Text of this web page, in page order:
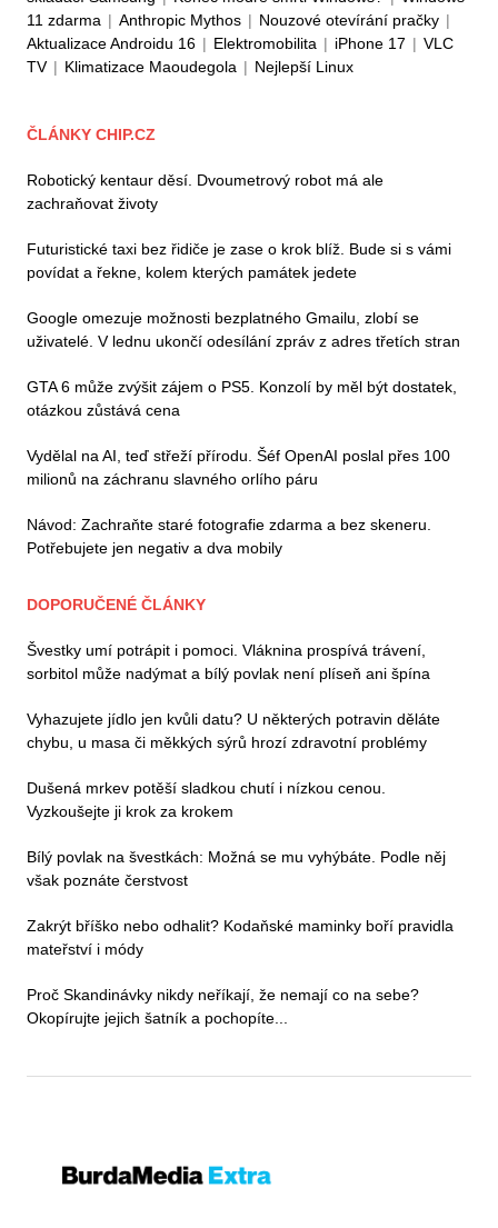
11 zdarma | Anthropic Mythos | Nouzové otevírání pračky |
Aktualizace Androidu 16 | Elektromobilita | iPhone 17 | VLC
TV | Klimatizace Maoudegola | Nejlepší Linux
ČLÁNKY CHIP.CZ
Robotický kentaur děsí. Dvoumetrový robot má ale
zachraňovat životy
Futuristické taxi bez řidiče je zase o krok blíž. Bude si s vámi
povídat a řekne, kolem kterých památek jedete
Google omezuje možnosti bezplatného Gmailu, zlobí se
uživatelé. V lednu ukončí odesílání zpráv z adres třetích stran
GTA 6 může zvýšit zájem o PS5. Konzolí by měl být dostatek,
otázkou zůstává cena
Vydělal na AI, teď střeží přírodu. Šéf OpenAI poslal přes 100
milionů na záchranu slavného orlího páru
Návod: Zachraňte staré fotografie zdarma a bez skeneru.
Potřebujete jen negativ a dva mobily
DOPORUČENÉ ČLÁNKY
Švestky umí potrápit i pomoci. Vláknina prospívá trávení,
sorbitol může nadýmat a bílý povlak není plíseň ani špína
Vyhazujete jídlo jen kvůli datu? U některých potravin děláte
chybu, u masa či měkkých sýrů hrozí zdravotní problémy
Dušená mrkev potěší sladkou chutí i nízkou cenou.
Vyzkoušejte ji krok za krokem
Bílý povlak na švestkách: Možná se mu vyhýbáte. Podle něj
však poznáte čerstvost
Zakrýt bříško nebo odhalit? Kodaňské maminky boří pravidla
mateřství i módy
Proč Skandinávky nikdy neříkají, že nemají co na sebe?
Okopírujte jejich šatník a pochopíte...